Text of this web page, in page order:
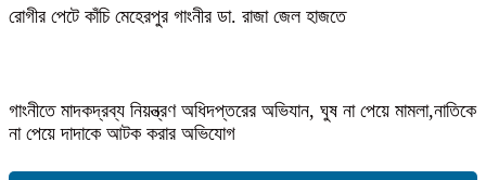
রোগীর পেটে কাঁচি মেহেরপুর গাংনীর ডা. রাজা জেল হাজতে
গাংনীতে মাদকদ্রব্য নিয়ন্ত্রণ অধিদপ্তরের অভিযান, ঘুষ না পেয়ে মামলা,নাতিকে
না পেয়ে দাদাকে আটক করার অভিযোগ